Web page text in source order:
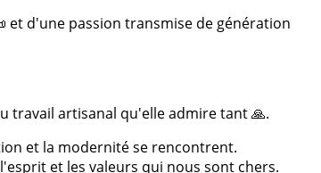
et d'une passion transmise de génération
travail artisanal qu'elle admire tant 🙏.
et la modernité se rencontrent.
et les valeurs qui nous sont chers.